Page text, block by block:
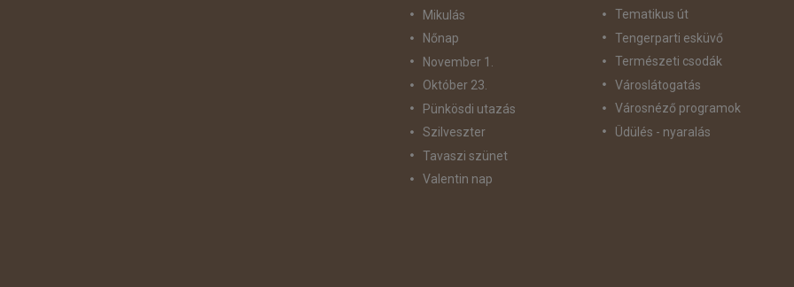
Mikulás
Nőnap
November 1.
Október 23.
Pünkösdi utazás
Szilveszter
Tavaszi szünet
Valentin nap
Tematikus út
Tengerparti esküvő
Természeti csodák
Városlátogatás
Városnéző programok
Üdülés - nyaralás